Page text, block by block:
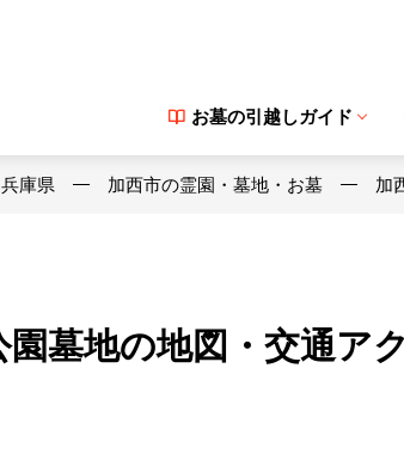
お墓の引越しガイド
兵庫県 加西市の霊園・墓地・お墓 加
園墓地の地図・交通ア